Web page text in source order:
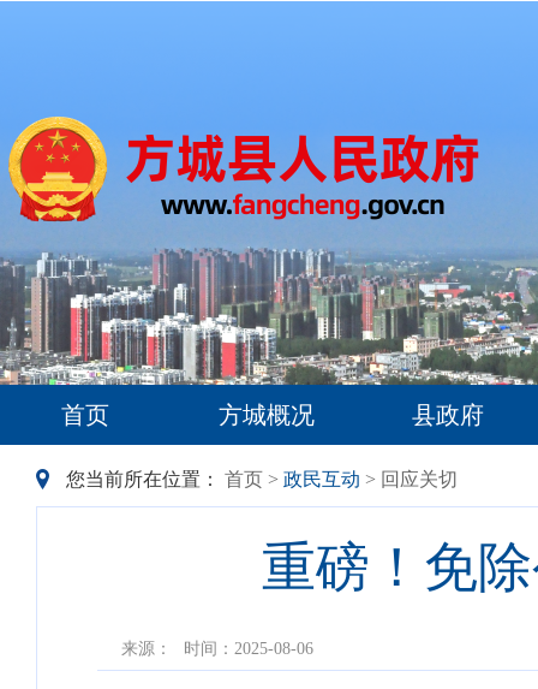
首页 方城概况 县政府
您当前所在位置： 首页 > 政民互动 > 回应关切
重磅！免
来源： 时间：2025-08-06